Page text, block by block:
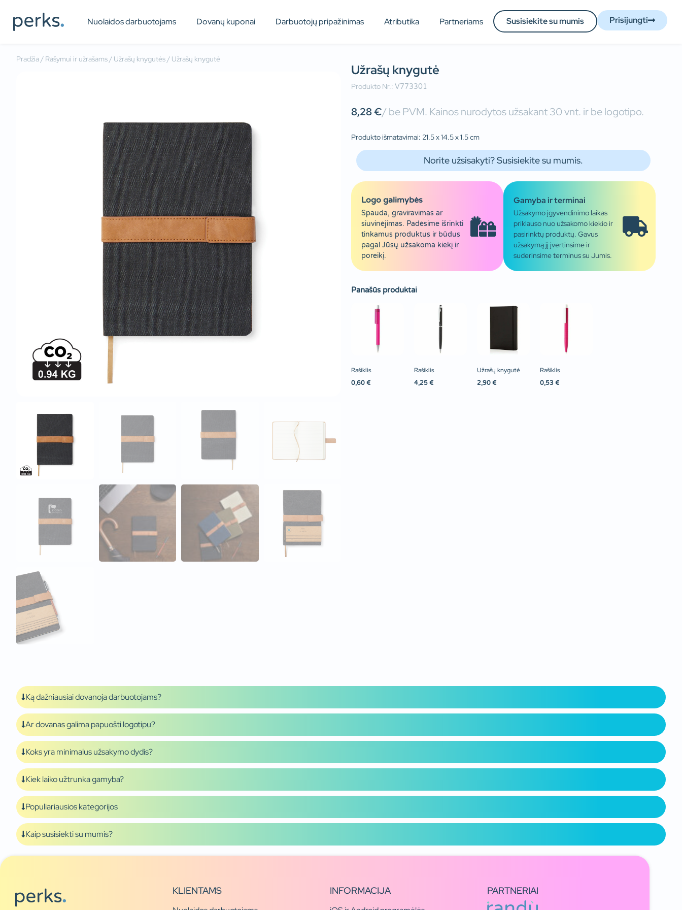
Nuolaidos darbuotojams Dovanų kuponai Darbuotojų pripažinimas Atributika Partneriams Susisiekite su mumis Prisijungti
Pradžia/ Rašymui ir užrašams/ Užrašų knygutės/ Užrašų knygutė
Užrašų knygutė
Produkto Nr.: V773301
8,28€/ be PVM. Kainos nurodytos užsakant 30 vnt. ir be logotipo.
Produkto išmatavimai: 21.5 x 14.5 x 1.5 cm
Norite užsisakyti? Susisiekite su mumis.
Logo galimybės
Spauda, graviravimas ar
siuvinėjimas. Padėsime išrinkti
tinkamus produktus ir būdus
pagal Jūsų užsakoma kiekį ir
poreikį.
Gamyba ir terminai
Užsakymo įgyvendinimo laikas
priklauso nuo užsakomo kiekio ir
pasirinktų produktų. Gavus
užsakymą jį įvertinsime ir
suderinsime terminus su Jumis.
Panašūs produktai
Rašiklis
0,60 €
Rašiklis
4,25 €
Užrašų knygutė
2,90 €
Rašiklis
0,53 €
Ką dažniausiai dovanoja darbuotojams?
Ar dovanas galima papuošti logotipu?
Koks yra minimalus užsakymo dydis?
Kiek laiko užtrunka gamyba?
Populiariausios kategorijos
Kaip susisiekti su mumis?
KLIENTAMS INFORMACIJA PARTNERIAI